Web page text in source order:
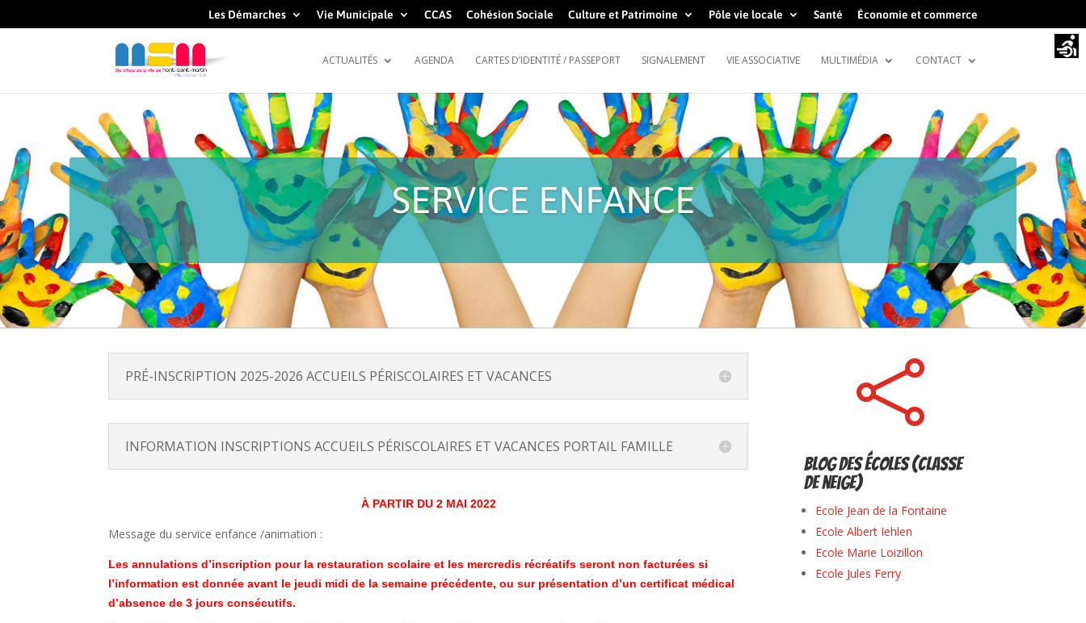
Les Démarches Vie Municipale CCAS Cohésion Sociale Culture et Patrimoine Pôle vie locale Santé Économie et commerce
ACTUALITÉS AGENDA CARTES D’IDENTITÉ / PASSEPORT SIGNALEMENT VIE ASSOCIATIVE MULTIMÉDIA CONTACT
SERVICE ENFANCE
PRÉ-INSCRIPTION 2025-2026 ACCUEILS PÉRISCOLAIRES ET VACANCES
INFORMATION INSCRIPTIONS ACCUEILS PÉRISCOLAIRES ET VACANCES PORTAIL FAMILLE
ÀPARTIR DU 2 MAI 2022
Message du service enfance /animation :
Les annulations d’inscription pour la restauration scolaire et les mercredis récréatifs seront non facturées si
l’information est donnée avant le jeudi midi de la semaine précédente, ou sur présentation d’un certificat médical
d’absence de 3 jours consécutifs.

Blog des écoles (classe
de neige)
Ecole Jean de la Fontaine
Ecole Albert Iehlen
Ecole Marie Loizillon
Ecole Jules Ferry